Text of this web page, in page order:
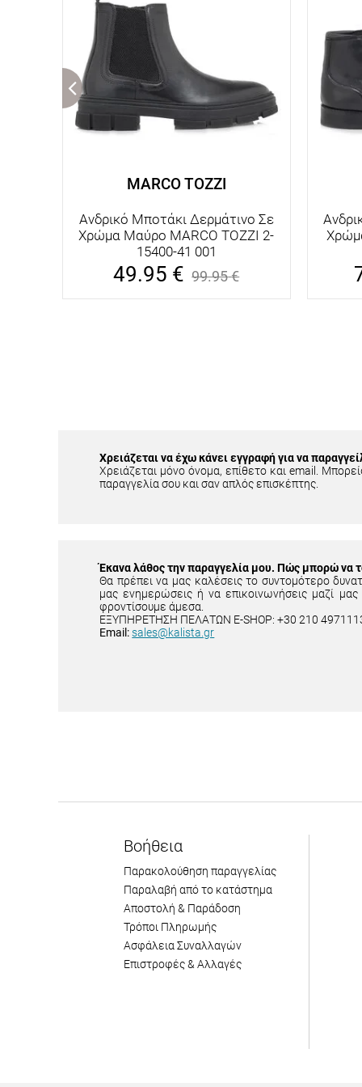
MARCO TOZZI
Ανδρικό Μποτάκι Δερμάτινο Σε
Χρώμα Μαύρο MARCO TOZZI 2-
15400-41 001
49.95 € 99.95€
Χρειάζεται να έχω κάνει εγγραφή για να
Χρειάζεται μόνο όνομα, επίθετο και email.
παραγγελία σου και σαν απλός επισκέπτης.
Έκανα λάθος την παραγγελία μου. Πώς μπορώ να
Θα πρέπει να μας καλέσεις το συντομότερο
μας ενημερώσεις ή να επικοινωνήσεις μαζί
φροντίσουμε άμεσα.
ΕΞΥΠΗΡΕΤΗΣΗ ΠΕΛΑΤΩΝ E-SHOP: +30 210
Email: sales@kalista.gr
Βοήθεια
Παρακολούθηση παραγγελίας
Παραλαβή από το κατάστημα
Αποστολή & Παράδοση
Τρόποι Πληρωμής
Ασφάλεια Συναλλαγών
Επιστροφές & Αλλαγές